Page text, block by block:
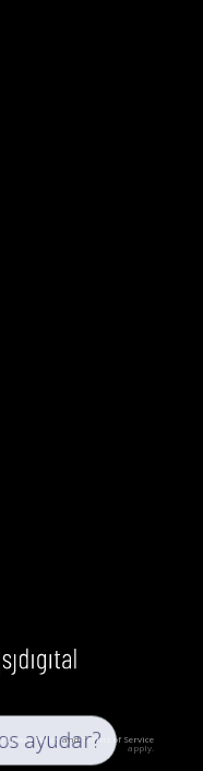
ayudar?
Privacy Policyand Terms of Service
apply.